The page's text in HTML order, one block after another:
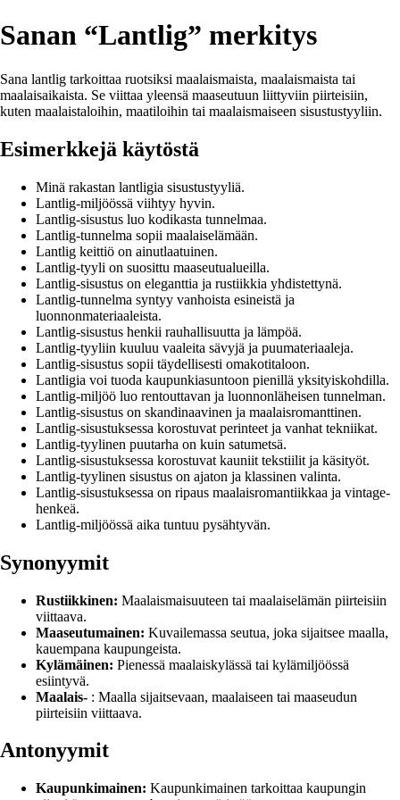
Sanan “Lantlig” merkitys
Sana lantlig tarkoittaa ruotsiksi maalaismaista, maalaismaista tai
maalaisaikaista. Se viittaa yleensä maaseutuun liittyviin piirteisiin,
kuten maalaistaloihin, maatiloihin tai maalaismaiseen sisustustyyliin.
Esimerkkejä käytöstä
Minä rakastan lantligia sisustustyyliä.
Lantlig-miljöössä viihtyy hyvin.
Lantlig-sisustus luo kodikasta tunnelmaa.
Lantlig-tunnelma sopii maalaiselämään.
Lantlig keittiö on ainutlaatuinen.
Lantlig-tyyli on suosittu maaseutualueilla.
Lantlig-sisustus on eleganttia ja rustiikkia yhdistettynä.
Lantlig-tunnelma syntyy vanhoista esineistä ja
luonnonmateriaaleista.
Lantlig-sisustus henkii rauhallisuutta ja lämpöä.
Lantlig-tyyliin kuuluu vaaleita sävyjä ja puumateriaaleja.
Lantlig-sisustus sopii täydellisesti omakotitaloon.
Lantligia voi tuoda kaupunkiasuntoon pienillä yksityiskohdilla.
Lantlig-miljöö luo rentouttavan ja luonnonläheisen tunnelman.
Lantlig-sisustus on skandinaavinen ja maalaisromanttinen.
Lantlig-sisustuksessa korostuvat perinteet ja vanhat tekniikat.
Lantlig-tyylinen puutarha on kuin satumetsä.
Lantlig-sisustuksessa korostuvat kauniit tekstiilit ja käsityöt.
Lantlig-tyylinen sisustus on ajaton ja klassinen valinta.
Lantlig-sisustuksessa on ripaus maalaisromantiikkaa ja vintage-
henkeä.
Lantlig-miljöössä aika tuntuu pysähtyvän.
Synonyymit
Rustiikkinen: Maalaismaisuuteen tai maalaiselämän piirteisiin
viittaava.
Maaseutumainen: Kuvailemassa seutua, joka sijaitsee maalla,
kauempana kaupungeista.
Kylämäinen: Pienessä maalaiskylässä tai kylämiljöössä
esiintyvä.
Maalais- : Maalla sijaitsevaan, maalaiseen tai maaseudun
piirteisiin viittaava.
Antonyymit
Kaupunkimainen: Kaupunkimainen tarkoittaa kaupungin